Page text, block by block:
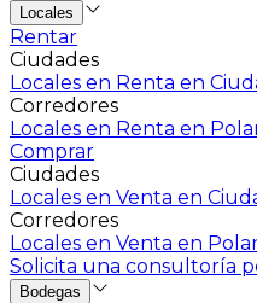
Locales
Rentar
Ciudades
Locales en Renta en
Corredores
Locales en Renta en
Comprar
Ciudades
Locales en Venta en
Corredores
Locales en Venta en
Solicita una consultoría
Bodegas